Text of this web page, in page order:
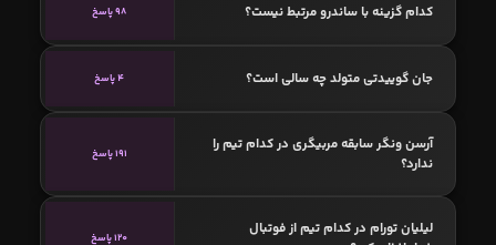
کدام گزینه با ساندرو مرتبط نیست؟ 98 پاسخ
جان گوییدتی متولد چه سالی است؟ 4 پاسخ
آرسن ونگر سابقه مربیگری در کدام تیم را
ندارد؟
191 پاسخ
لیلیان تورام در کدام تیم از فوتبال
120 پاسخ